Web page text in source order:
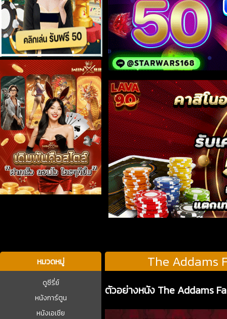
หมวดหมู่
ดูซีรี่ย์
หนังการ์ตูน
หนังเอเชีย
The Addams
ตัวอย่างหนัง The Addams